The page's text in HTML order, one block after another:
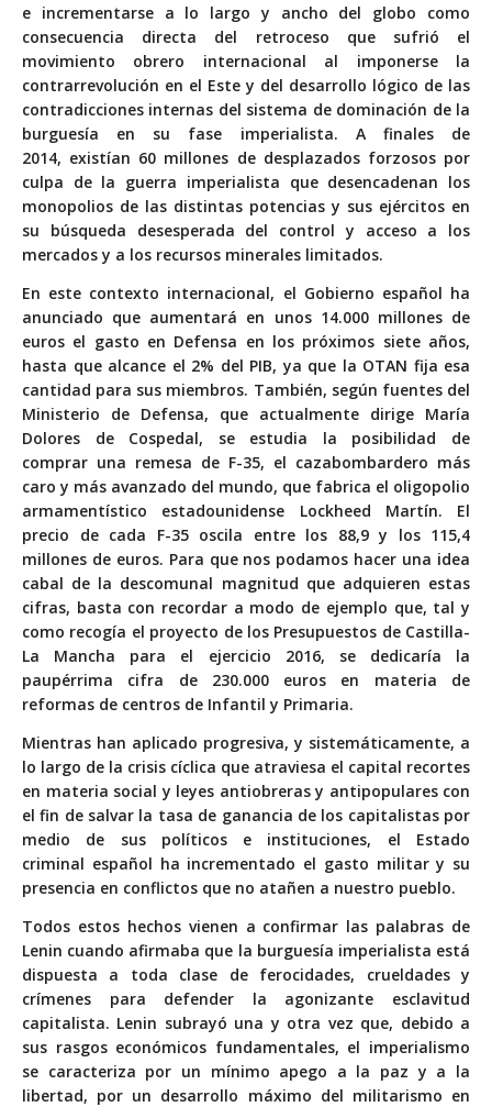
e incrementarse a lo largo y ancho del globo como
consecuencia directa del retroceso que sufrió el
movimiento obrero internacional al imponerse la
contrarrevolución en el Este y del desarrollo lógico de las
contradicciones internas del sistema de dominación de la
burguesía en su fase imperialista. A finales de
2014, existían 60 millones de desplazados forzosos por
culpa de la guerra imperialista que desencadenan los
monopolios de las distintas potencias y sus ejércitos en
su búsqueda desesperada del control y acceso a los
mercados y a los recursos minerales limitados.
En este contexto internacional, el Gobierno español ha
anunciado que aumentará en unos 14.000 millones de
euros el gasto en Defensa en los próximos siete años,
hasta que alcance el 2% del PIB, ya que la OTAN fija esa
cantidad para sus miembros. También, según fuentes del
Ministerio de Defensa, que actualmente dirige María
Dolores de Cospedal, se estudia la posibilidad de
comprar una remesa de F-35, el cazabombardero más
caro y más avanzado del mundo, que fabrica el oligopolio
armamentístico estadounidense Lockheed Martín. El
precio de cada F-35 oscila entre los 88,9 y los 115,4
millones de euros. Para que nos podamos hacer una idea
cabal de la descomunal magnitud que adquieren estas
cifras, basta con recordar a modo de ejemplo que, tal y
como recogía el proyecto de los Presupuestos de Castilla-
La Mancha para el ejercicio 2016, se dedicaría la
paupérrima cifra de 230.000 euros en materia de
reformas de centros de Infantil y Primaria.
Mientras han aplicado progresiva, y sistemáticamente, a
lo largo de la crisis cíclica que atraviesa el capital recortes
en materia social y leyes antiobreras y antipopulares con
el fin de salvar la tasa de ganancia de los capitalistas por
medio de sus políticos e instituciones, el Estado
criminal español ha incrementado el gasto militar y su
presencia en conflictos que no atañen a nuestro pueblo.
Todos estos hechos vienen a confirmar las palabras de
Lenin cuando afirmaba que la burguesía imperialista está
dispuesta a toda clase de ferocidades, crueldades y
crímenes para defender la agonizante esclavitud
capitalista. Lenin subrayó una y otra vez que, debido a
sus rasgos económicos fundamentales, el imperialismo
se caracteriza por un mínimo apego a la paz y a la
libertad, por un desarrollo máximo del militarismo en